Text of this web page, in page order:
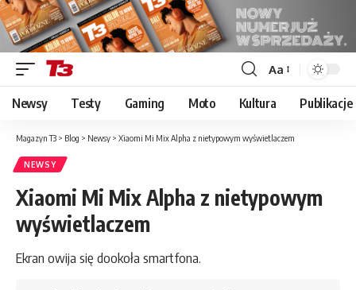
Font
Resizer
Aa
Newsy Testy Gaming Moto Kultura Publikacje
Magazyn T3 > Blog > Newsy > Xiaomi Mi Mix Alpha z nietypowym wyświetlaczem
NEWSY
Xiaomi Mi Mix Alpha z nietypowym
wyświetlaczem
Ekran owija się dookoła smartfona.